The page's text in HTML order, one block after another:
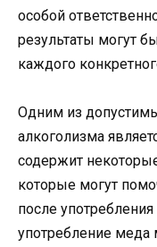
особой
результаты могут
каждого
Одним из
алкоголизма
содержит
которые могут
после
употребление меда